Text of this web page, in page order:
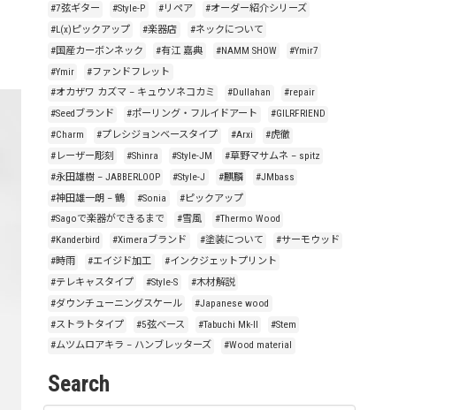
#7弦ギター
#Style-P #リペア
#オーダー紹介シリーズ
#L(x)ピックアップ
#楽器店
#ネックについて
#国産カーボンネック
#有江 嘉典 #NAMM SHOW
#Ymir7
#Ymir
#ファンドフレット
#オカザワ カズマ – キュウソネコカミ
#Dullahan
#repair
#Seedブランド
#ポーリング・フルイドアート
#GILRFRIEND
#Charm
#プレシジョンベースタイプ #Arxi
#虎徹
#レーザー彫刻
#Shinra #Style-JM
#草野マサムネ – spitz
#永田雄樹 – JABBERLOOP
#Style-J #麒麟
#JMbass
#神田雄一朗 – 鶴
#Sonia
#ピックアップ
#Sagoで楽器ができるまで
#雪風
#Thermo Wood
#Kanderbird
#Ximeraブランド #塗装について
#サーモウッド
#時雨
#エイジド加工
#インクジェットプリント
#テレキャスタイプ
#Style-S
#木材解説
#ダウンチューニングスケール
#Japanese wood
#ストラトタイプ
#5弦ベース #Tabuchi Mk-II
#Stem
#ムツムロアキラ – ハンブレッターズ
#Wood material
Search